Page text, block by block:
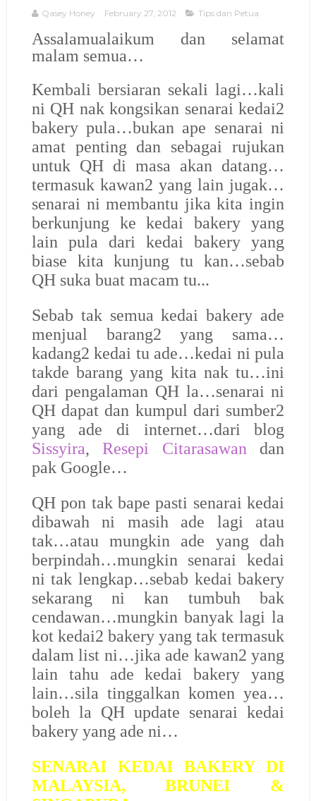
Qasey Honey February 27, 2012 Tips dan Petua
Assalamualaikum dan selamat
malam semua…
Kembali bersiaran sekali lagi…kali
ni QH nak kongsikan senarai kedai2
bakery pula…bukan ape senarai ni
amat penting dan sebagai rujukan
untuk QH di masa akan datang…
termasuk kawan2 yang lain jugak…
senarai ni membantu jika kita ingin
berkunjung ke kedai bakery yang
lain pula dari kedai bakery yang
biase kita kunjung tu kan…sebab
QH suka buat macam tu...
Sebab tak semua kedai bakery ade
menjual barang2 yang sama…
kadang2 kedai tu ade…kedai ni pula
takde barang yang kita nak tu…ini
dari pengalaman QH la…senarai ni
QH dapat dan kumpul dari sumber2
yang ade di internet…dari blog
Sissyira,Resepi Citarasawan dan
pak Google…
QH pon tak bape pasti senarai kedai
dibawah ni masih ade lagi atau
tak…atau mungkin ade yang dah
berpindah…mungkin senarai kedai
ni tak lengkap…sebab kedai bakery
sekarang ni kan tumbuh bak
cendawan…mungkin banyak lagi la
kot kedai2 bakery yang tak termasuk
dalam list ni…jika ade kawan2 yang
lain tahu ade kedai bakery yang
lain…sila tinggalkan komen yea…
boleh la QH update senarai kedai
bakery yang ade ni…
SENARAI KEDAI BAKERY DI
MALAYSIA, BRUNEI &